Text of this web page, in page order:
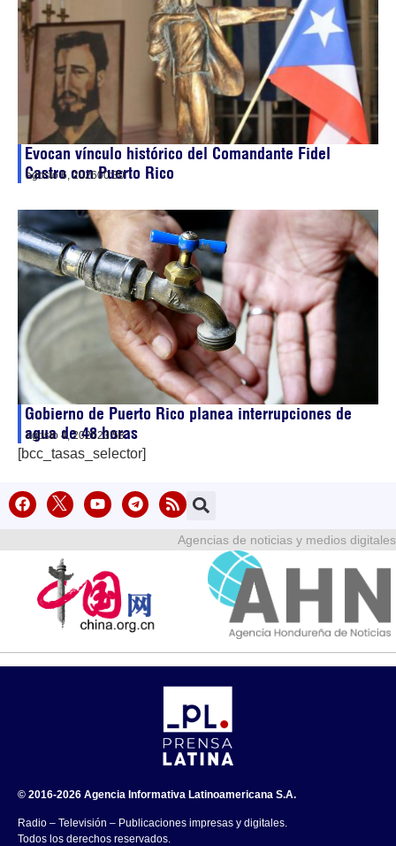
Evocan vínculo histórico del Comandante Fidel
Castro con Puerto Rico
agosto 6, 202600:30
Gobierno de Puerto Rico planea interrupciones de
agua de 48 horas
agosto 4, 202623:58
[bcc_tasas_selector]
Agencias de noticias y medios digitales
© 2016-2026 Agencia Informativa Latinoamericana S.A.
Radio – Televisión – Publicaciones impresas y digitales.
Todos los derechos reservados.